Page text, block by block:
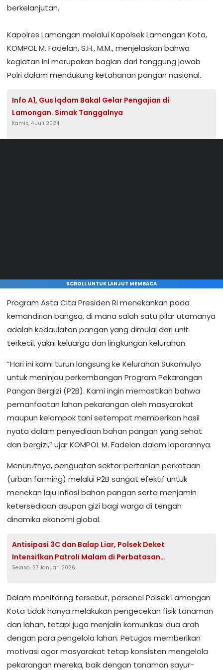
berkelanjutan.
​Kapolres Lamongan melalui Kapolsek Lamongan Kota,
KOMPOL M. Fadelan, S.H., M.M., menjelaskan bahwa
kegiatan ini merupakan bagian dari tanggung jawab
Polri dalam mendukung ketahanan pangan nasional.
Info A1, Gus Iqdam Bakal Gelar Pengajian di
Lamongan. Simak Tanggalnya
Kamis, 4 Juli 2024
SCROLL UNTUK LANJUT MEMBACA
Program Asta Cita Presiden RI menekankan pada
kemandirian bangsa, di mana salah satu pilar utamanya
adalah kedaulatan pangan yang dimulai dari unit
terkecil, yakni keluarga dan lingkungan kelurahan.
​”Hari ini kami turun langsung ke Kelurahan Sukomulyo
untuk meninjau perkembangan Program Pekarangan
Pangan Bergizi (P2B). Kami ingin memastikan bahwa
pemanfaatan lahan pekarangan oleh masyarakat
maupun kelompok tani setempat memberikan hasil
nyata dalam penyediaan bahan pangan yang sehat
dan bergizi,” ujar KOMPOL M. Fadelan dalam laporannya.
​Menurutnya, penguatan sektor pertanian perkotaan
(urban farming) melalui P2B sangat efektif untuk
menekan laju inflasi bahan pangan serta menjamin
ketersediaan asupan gizi bagi warga di tengah
dinamika ekonomi global.
Antisipasi 3C dan Balap Liar, Polsek Deket
Intensifkan Patroli Malam di Perbatasan
Lamongan–Gresik
Selasa, 27 Januari 2026
​Dalam monitoring tersebut, personel Polsek Lamongan
Kota tidak hanya melakukan pengecekan fisik tanaman
dan lahan, tetapi juga menjalin komunikasi dua arah
dengan para pengelola lahan. Petugas memberikan
motivasi agar masyarakat tetap konsisten mengelola
pekarangan mereka, baik dengan tanaman sayur-